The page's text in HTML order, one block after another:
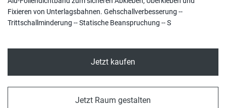
Fixieren von Unterlagsbahnen. Gehschallverbesserung --
Trittschallminderung -- Statische Beanspruchung -- S
Jetzt kaufen
Jetzt Raum gestalten